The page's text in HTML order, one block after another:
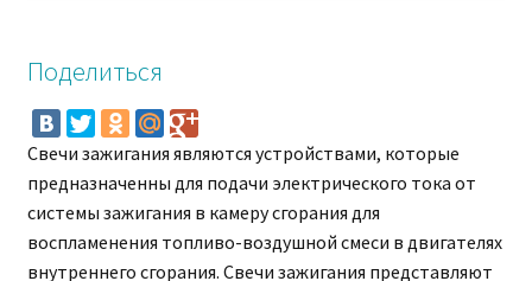
Поделиться
Свечи зажигания являются устройствами, которые
предназначенны для подачи электрического тока от
системы зажигания в камеру сгорания для
воспламенения топливо-воздушной смеси в двигателях
внутреннего сгорания. Свечи зажигания представляют